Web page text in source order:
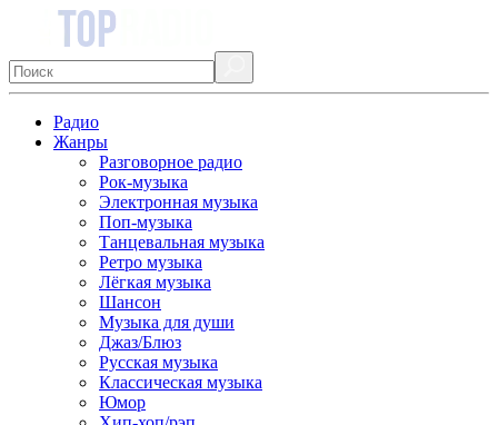
Радио
Жанры
Разговорное радио
Рок-музыка
Электронная музыка
Поп-музыка
Танцевальная музыка
Ретро музыка
Лёгкая музыка
Шансон
Музыка для души
Джаз/Блюз
Русская музыка
Классическая музыка
Юмор